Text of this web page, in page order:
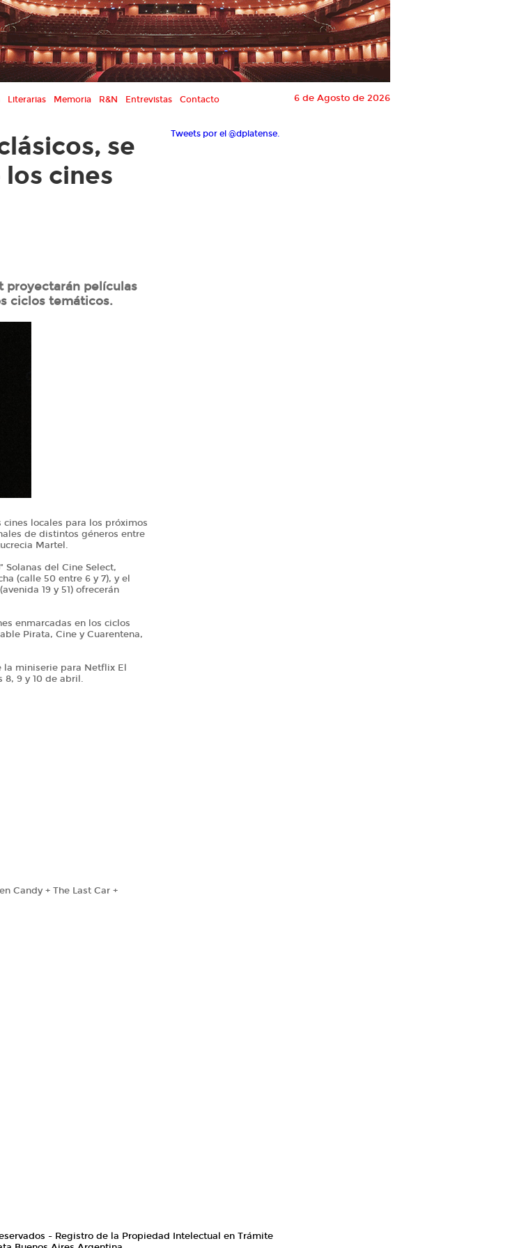
Literarias Memoria R&N Entrevistas Contacto 6 de Agosto de 2026
se
cines
proyectarán películas
ciclos temáticos.
locales para los próximos
de distintos géneros entre
Martel.
Solanas del Cine Select,
(calle 50 entre 6 y 7), y el
19 y 51) ofrecerán
enmarcadas en los ciclos
Pirata, Cine y Cuarentena,
la miniserie para Netflix El
8, 9 y 10 de abril.
Candy + The Last Car +
Tweets por el @dplatense.
- Registro de la Propiedad Intelectual en Trámite